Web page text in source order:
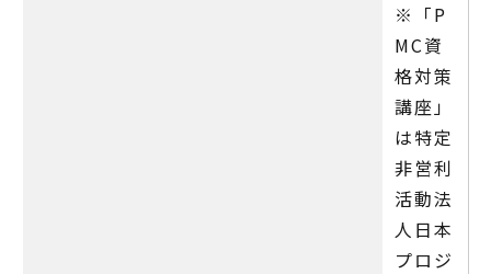
※「P
MC資
格対策
講座」
は特定
非営利
活動法
人日本
プロジ